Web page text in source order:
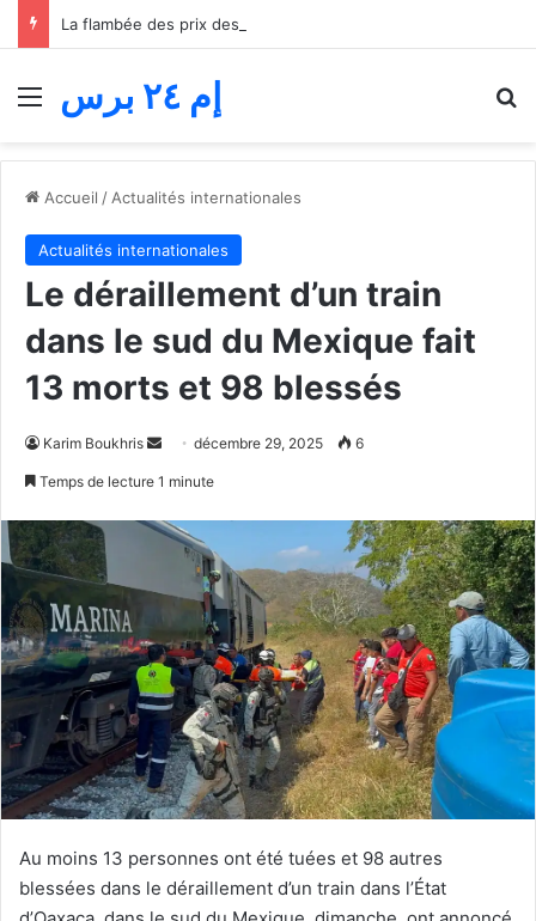
Menu إم ٢٤ برس
Accueil / Actualités internationales
Actualités internationales
Le déraillement d’un train
dans le sud du Mexique fait
13 morts et 98 blessés
Karim Boukhris
Envoyerdécembre 29, 2025 6
Temps de lecture 1 minute
Au moins 13 personnes ont été tuées et 98 autres
blessées dans le déraillement d’un train dans l’État